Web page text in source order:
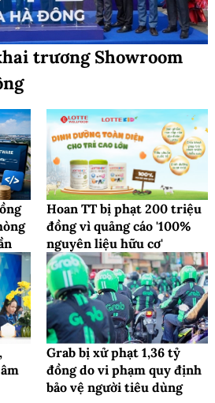
trương Showroom
Hoan TT bị phạt 200 triệu
đồng vì quảng cáo '100%
nguyên liệu hữu cơ'
Grab bị xử phạt 1,36 tỷ
đồng do vi phạm quy định
bảo vệ người tiêu dùng